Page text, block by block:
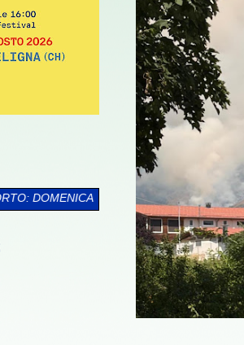
TORTORETO LIDO ACCOGLIE LA